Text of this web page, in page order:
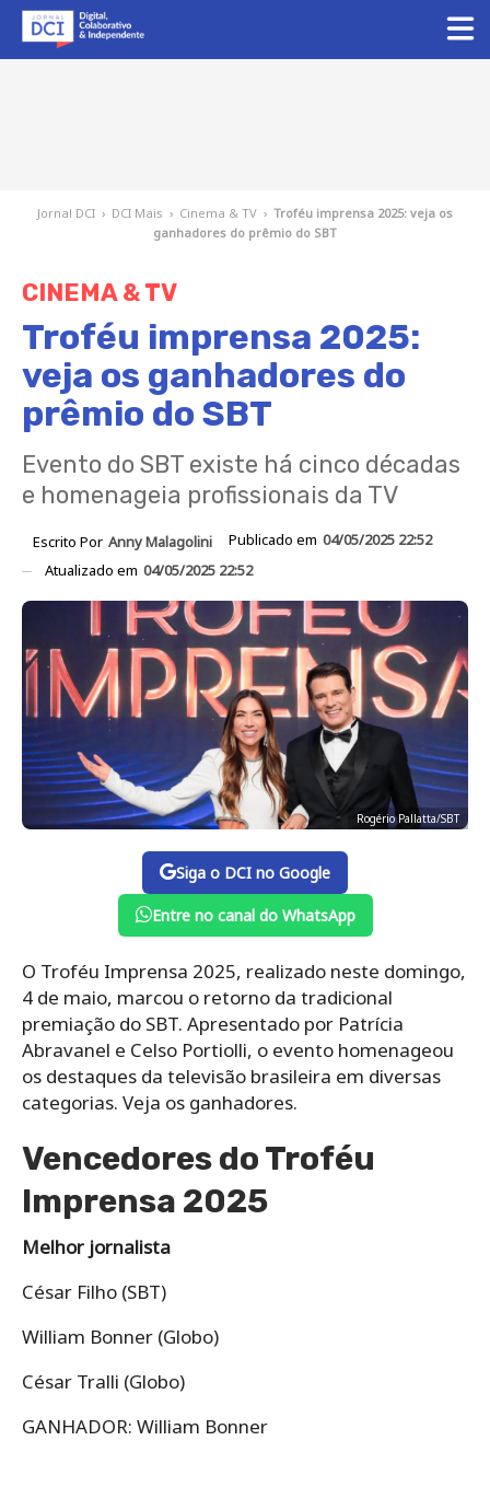
Jornal DCI › DCI Mais › Cinema & TV › Troféu imprensa 2025: veja os
ganhadores do prêmio do SBT
CINEMA & TV
Troféu imprensa 2025:
veja os ganhadores do
prêmio do SBT
Evento do SBT existe há cinco décadas
e homenageia profissionais da TV
Escrito Por Anny Malagolini Publicado em 04/05/2025 22:52
Atualizado em 04/05/2025 22:52
Rogério Pallatta/SBT
Siga o DCI no Google
Entre no canal do WhatsApp
O Troféu Imprensa 2025, realizado neste domingo,
4 de maio, marcou o retorno da tradicional
premiação do SBT. Apresentado por Patrícia
Abravanel e Celso Portiolli, o evento homenageou
os destaques da televisão brasileira em diversas
categorias. Veja os ganhadores.
Vencedores do Troféu
Imprensa 2025
Melhor jornalista
César Filho (SBT)
William Bonner (Globo)
César Tralli (Globo)
GANHADOR: William Bonner